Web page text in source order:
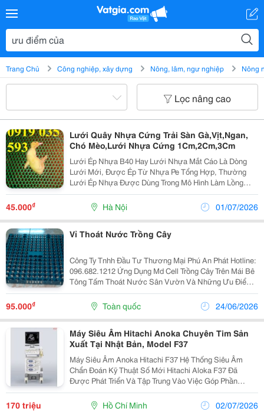
Trang Chủ Công nghiệp, xây dựng Nông, lâm, ngư nghiệp Nông
Lọc nâng cao
Lưới Quây Nhựa Cứng Trải Sàn Gà,Vịt,Ngan,
Chó Mèo,Lưới Nhựa Cứng 1Cm,2Cm,3Cm
Lưới Ép Nhựa B40 Hay Lưới Nhựa Mắt Cáo Là Dòng
Lưới Mới, Được Ép Từ Nhựa Pe Tổng Hợp, Thường
Lưới Ép Nhựa Được Dùng Trong Mô Hình Làm Lồng
Nuôi Thủy Sản Và Gia Cầm. Ưu Điểm: Tận Dụng Được
Ưu Điểm Của Lưới Thép, Lưới Ép Nhựa B40 Rất Cứng,
Có Thể Là...
45.000₫ Hà Nội 01/07/2026
Vỉ Thoát Nước Trồng Cây
Công Ty Tnhh Đầu Tư Thương Mại Phú An Phát Hotline:
096.682.1212 Ứng Dụng Md Cell Trồng Cây Trên Mái Bê
Tông Tấm Thoát Nước Sân Vườn Và Những Ưu Điểm
Của Sản Phẩm Tại Công Ty Có Những Ưu Điểm Nào So
Với Các Địa Chỉ Khác.cùng Đón Xem Thông...
95.000₫ Toàn quốc 24/06/2026
Máy Siêu Âm Hitachi Anoka Chuyên Tim Sản
Xuất Tại Nhật Bản, Model F37
Máy Siêu Âm Anoka Hitachi F37 Hệ Thống Siêu Âm
Chẩn Đoán Kỹ Thuật Số Mới Hitachi Aloka F37 Đã
Được Phát Triển Và Tập Trung Vào Việc Góp Phần
Chăm Sóc Sức Khỏe Ban Đầu, Chẳng Hạn Như Tại Các
Phòng Khám Và Các Viện Thăm Khám. Ưu Điểm Của...
170 triệu Hồ Chí Minh 02/07/2026